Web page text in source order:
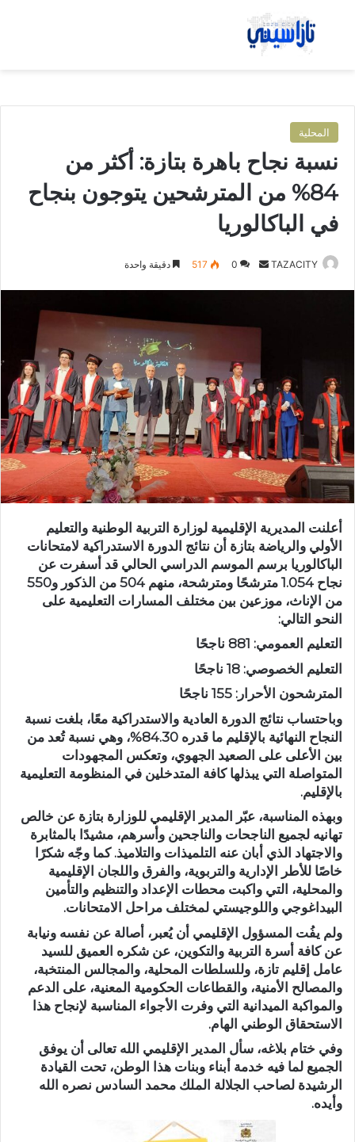
بحث عن
المحلية
نسبة نجاح باهرة بتازة: أكثر من
84% من المترشحين يتوجون بنجاح
في الباكالوريا
TAZACITY
ي
د
ا
إ
ل
ك
ت
و
ي
ا
0
517 دقيقة واحدة
أعلنت المديرية الإقليمية لوزارة التربية الوطنية والتعليم
الأولي والرياضة بتازة أن نتائج الدورة الاستدراكية لامتحانات
الباكالوريا برسم الموسم الدراسي الحالي قد أسفرت عن
نجاح 1.054 مترشحًا ومترشحة، منهم 504 من الذكور و550
من الإناث، موزعين بين مختلف المسارات التعليمية على
النحو التالي:
التعليم العمومي: 881 ناجحًا
التعليم الخصوصي: 18 ناجحًا
المترشحون الأحرار: 155 ناجحًا
وباحتساب نتائج الدورة العادية والاستدراكية معًا، بلغت نسبة
النجاح النهائية بالإقليم ما قدره 84.30%، وهي نسبة تُعد من
بين الأعلى على الصعيد الجهوي، وتعكس المجهودات
المتواصلة التي يبذلها كافة المتدخلين في المنظومة التعليمية
بالإقليم.
وبهذه المناسبة، عبّر المدير الإقليمي للوزارة بتازة عن خالص
تهانيه لجميع الناجحات والناجحين وأسرهم، مشيدًا بالمثابرة
والاجتهاد الذي أبان عنه التلميذات والتلاميذ. كما وجّه شكرًا
خاصًا للأطر الإدارية والتربوية، والفرق واللجان الإقليمية
والمحلية، التي واكبت محطات الإعداد والتنظيم والتأمين
البيداغوجي واللوجيستي لمختلف مراحل الامتحانات.
ولم يفُت المسؤول الإقليمي أن يُعبر، أصالة عن نفسه ونيابة
عن كافة أسرة التربية والتكوين، عن شكره العميق للسيد
عامل إقليم تازة، وللسلطات المحلية، والمجالس المنتخبة،
والمصالح الأمنية، والقطاعات الحكومية المعنية، على الدعم
والمواكبة الميدانية التي وفرت الأجواء المناسبة لإنجاح هذا
الاستحقاق الوطني الهام.
وفي ختام بلاغه، سأل المدير الإقليمي الله تعالى أن يوفق
الجميع لما فيه خدمة أبناء وبنات هذا الوطن، تحت القيادة
الرشيدة لصاحب الجلالة الملك محمد السادس نصره الله
وأيده.